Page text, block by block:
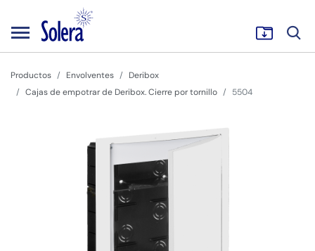
Productos Envolventes
Deribox
Cajas de empotrar de Deribox. Cierre por tornillo
5504